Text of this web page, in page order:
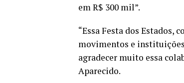
em R$ 300 mil”.
“Essa Festa dos Estados,
movimentos e
agradecer muito essa
Aparecido.